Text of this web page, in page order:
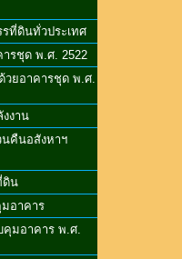
ที่ดินทั่วประเทศ
รชุด พ.ศ. 2522
วยอาคารชุด พ.ศ.
งาน
นคืนอสังหาฯ
ดิน
อาคาร
มอาคาร พ.ศ.